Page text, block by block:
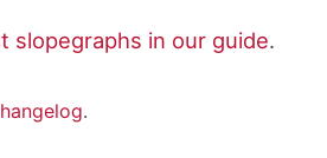
slopegraphs in our guide.
.